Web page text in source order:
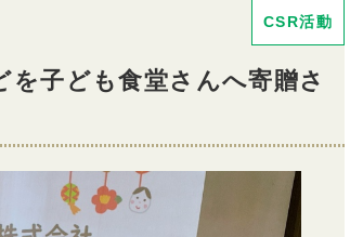
を子ども食堂さんへ寄贈さ
CSR活動